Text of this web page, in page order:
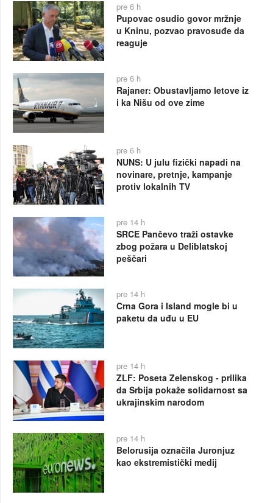
pre 6 h
Pupovac osudio govor mržnje
u Kninu, pozvao pravosuđe da
reaguje
pre 6 h
Rajaner: Obustavljamo letove iz
i ka Nišu od ove zime
pre 6 h
NUNS: U julu fizički napadi na
novinare, pretnje, kampanje
protiv lokalnih TV
pre 14 h
SRCE Pančevo traži ostavke
zbog požara u Deliblatskoj
peščari
pre 14 h
Crna Gora i Island mogle bi u
paketu da uđu u EU
pre 14 h
ZLF: Poseta Zelenskog - prilika
da Srbija pokaže solidarnost sa
ukrajinskim narodom
pre 14 h
Belorusija označila Juronjuz
kao ekstremistički medij